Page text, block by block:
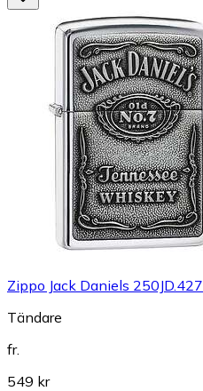
Zippo Jack Daniels 250JD.427
Tändare
fr.
549 kr